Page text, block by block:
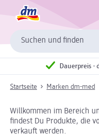
Suchen und finden
Dauerpreis -
Startseite Marken dm-med
Willkommen im Bereich
findest Du Produkte, die
verkauft werden.